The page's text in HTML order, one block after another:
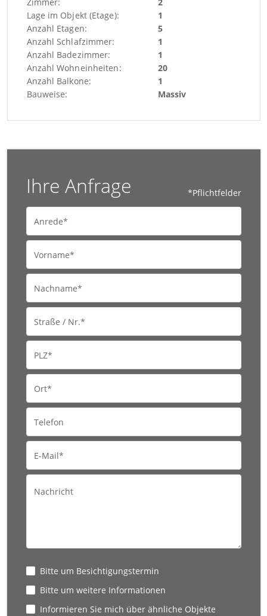
Zimmer:
2
Lage im Objekt (Etage):
1
Anzahl Etagen:
5
Anzahl Schlafzimmer:
1
Anzahl Badezimmer:
1
Anzahl Wohneinheiten:
20
Anzahl Balkone:
1
Bauweise:
Massiv
*Pflichtfelder
Ihre Anfrage
Anrede*
Vorname*
Nachname*
Straße / Nr.*
PLZ*
Ort*
Telefon
E-Mail*
Nachricht
Bitte um Besichtigungstermin
Bitte um weitere Informationen
Informieren Sie mich über ähnliche Objekte